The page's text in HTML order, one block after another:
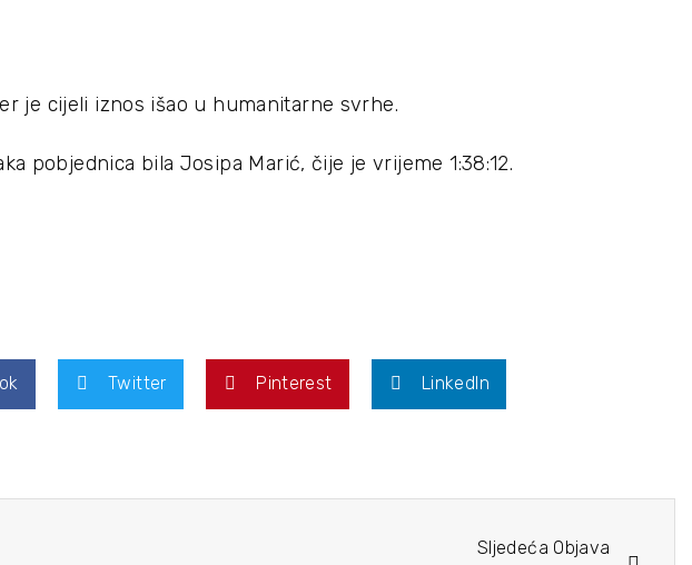
je cijeli iznos išao u humanitarne svrhe.
pobjednica bila Josipa Marić, čije je vrijeme 1:38:12.
Twitter Pinterest LinkedIn
Sljedeća Objava